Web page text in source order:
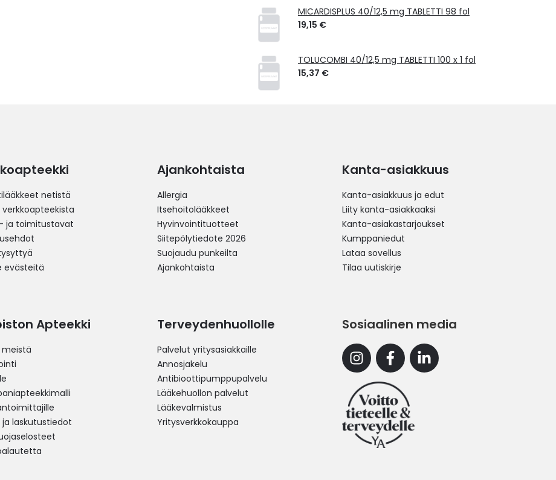
MICARDISPLUS 40/12,5 mg TABLETTI 98 fol
19,15 €
TOLUCOMBI 40/12,5 mg TABLETTI 100 x 1 fol
15,37 €
netistä
verkkoapteekista
ja toimitustavat
evästeitä
Ajankohtaista
Allergia
Itsehoitolääkkeet
Hyvinvointituotteet
Siitepölytiedote 2026
Suojaudu punkeilta
Ajankohtaista
Kanta-asiakkuus
Kanta-asiakkuus ja edut
Liity kanta-asiakkaaksi
Kanta-asiakastarjoukset
Kumppaniedut
Lataa sovellus
Tilaa uutiskirje
Apteekki
laskutustiedot
Terveydenhuollolle
Palvelut yritysasiakkaille
Annosjakelu
Antibioottipumppupalvelu
Lääkehuollon palvelut
Lääkevalmistus
Yritysverkkokauppa
Sosiaalinen media
InstagramFacebookLinkedin